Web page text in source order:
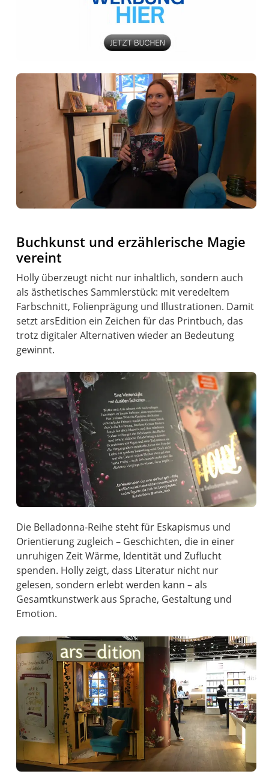
Buchkunst und erzählerische Magie
vereint
Holly überzeugt nicht nur inhaltlich, sondern auch
als ästhetisches Sammlerstück: mit veredeltem
Farbschnitt, Folienprägung und Illustrationen. Damit
setzt arsEdition ein Zeichen für das Printbuch, das
trotz digitaler Alternativen wieder an Bedeutung
gewinnt.
Die Belladonna-Reihe steht für Eskapismus und
Orientierung zugleich – Geschichten, die in einer
unruhigen Zeit Wärme, Identität und Zuflucht
spenden. Holly zeigt, dass Literatur nicht nur
gelesen, sondern erlebt werden kann – als
Gesamtkunstwerk aus Sprache, Gestaltung und
Emotion.